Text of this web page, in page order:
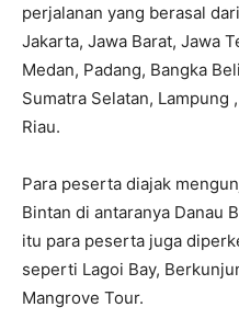
perjalanan yang berasal
Jakarta, Jawa Barat, Jawa
Medan, Padang, Bangka
Sumatra Selatan, Lampung
Riau.
Para peserta diajak
Bintan di antaranya Danau
itu para peserta juga
seperti Lagoi Bay,
Mangrove Tour.